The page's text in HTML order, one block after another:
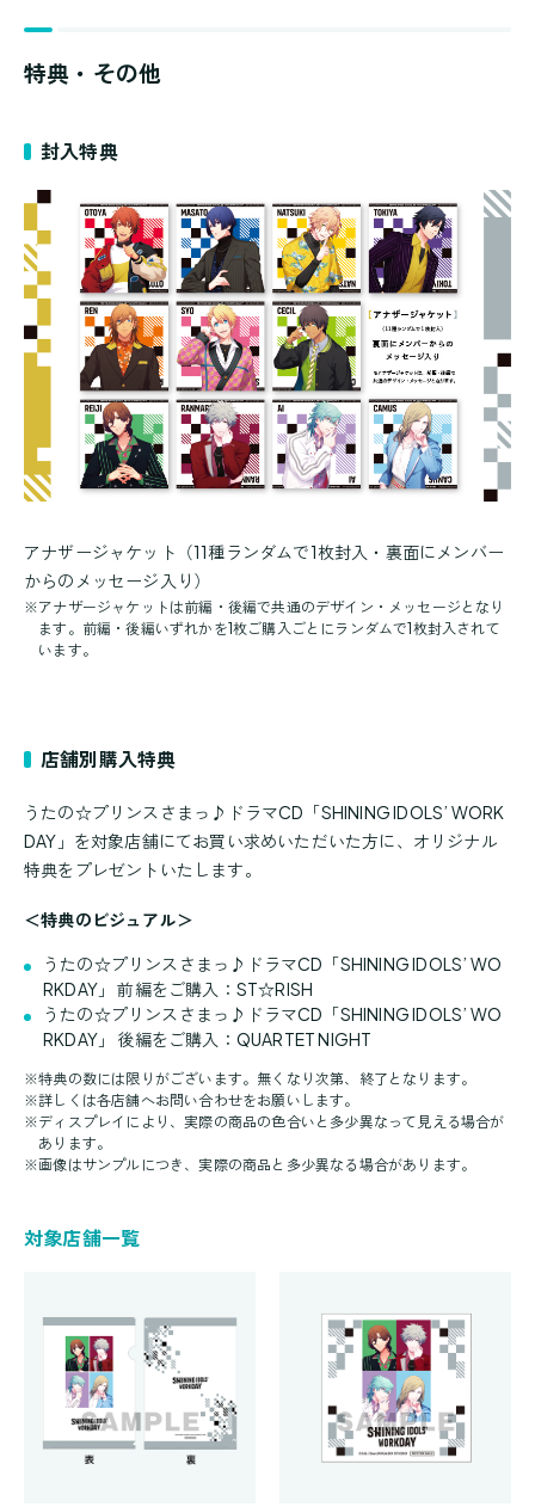
特典・その他
封入特典
アナザージャケット（11種ランダムで1枚封入・裏面にメンバー
からのメッセージ入り）
※アナザージャケットは前編・後編で共通のデザイン・メッセージとなり
ます。前編・後編いずれかを1枚ご購入ごとにランダムで1枚封入されて
います。
店舗別購入特典
うたの☆プリンスさまっ♪ドラマCD「SHINING IDOLS’ WORK
DAY」を対象店舗にてお買い求めいただいた方に、オリジナル
特典をプレゼントいたします。
＜特典のビジュアル＞
うたの☆プリンスさまっ♪ドラマCD「SHINING IDOLS’ WO
RKDAY」 前編をご購入：ST☆RISH
うたの☆プリンスさまっ♪ドラマCD「SHINING IDOLS’ WO
RKDAY」 後編をご購入：QUARTET NIGHT
※特典の数には限りがございます。無くなり次第、終了となります。
※詳しくは各店舗へお問い合わせをお願いします。
※ディスプレイにより、実際の商品の色合いと多少異なって見える場合が
あります。
※画像はサンプルにつき、実際の商品と多少異なる場合があります。
対象店舗一覧